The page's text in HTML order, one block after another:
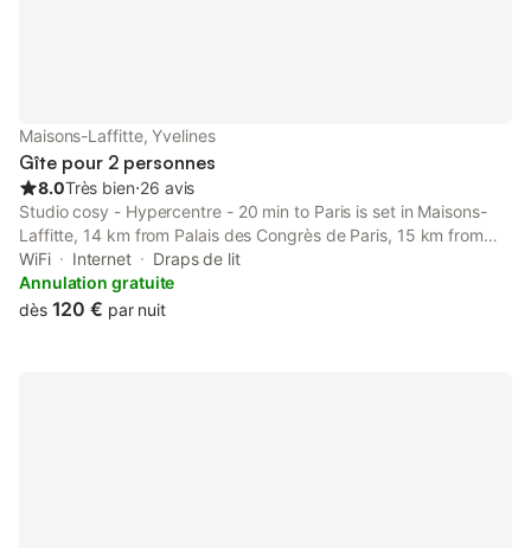
Maisons-Laffitte, Yvelines
Gîte pour 2 personnes
8.0Très bien⋅26 avis
Studio cosy - Hypercentre - 20 min to Paris is set in Maisons-
Laffitte, 14 km from Palais des Congrès de Paris, 15 km from
Arc de Triomphe, and 17 km from Musée de l'Orangerie.
WiFi Internet
Draps de lit
Annulation gratuite
dès 120 € par nuit